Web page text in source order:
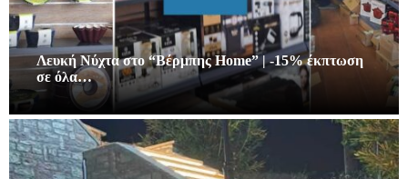
Λευκή Νύχτα στο “Βέρμπης Home” | -15% έκπτωση
σε όλα…